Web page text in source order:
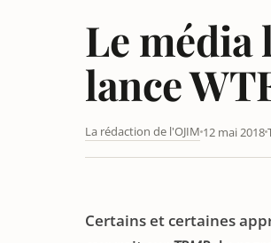
Le média
lance
La rédaction de l'OJIM 12 mai 2018
LE MÉDIA LE PLUS STUPIDE DE
Certains et certaines